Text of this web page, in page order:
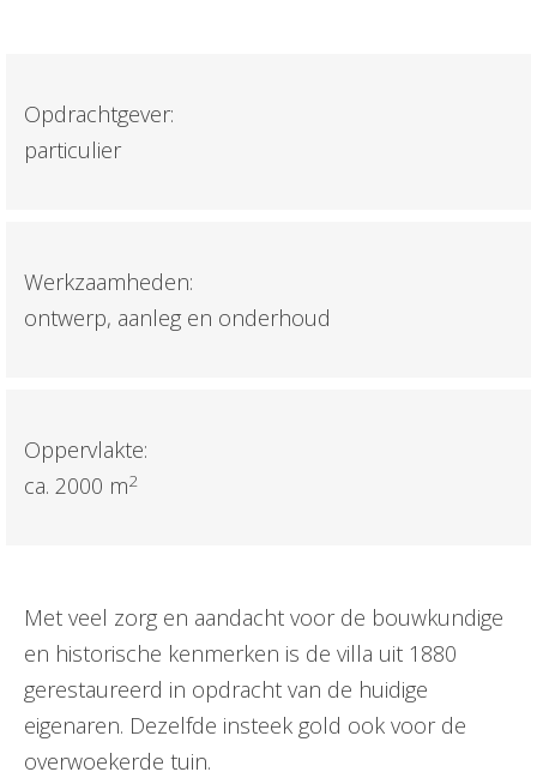
Opdrachtgever:
particulier
Werkzaamheden:
ontwerp, aanleg en onderhoud
Oppervlakte:
ca. 2000 m2
Met veel zorg en aandacht voor de bouwkundige
en historische kenmerken is de villa uit 1880
gerestaureerd in opdracht van de huidige
eigenaren. Dezelfde insteek gold ook voor de
overwoekerde tuin.